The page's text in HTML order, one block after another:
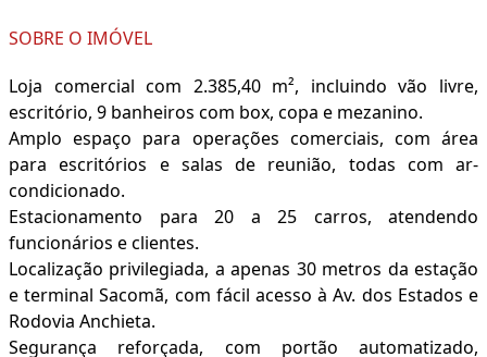
SOBRE O IMÓVEL
Loja comercial com 2.385,40 m², incluindo vão livre,
escritório, 9 banheiros com box, copa e mezanino.
Amplo espaço para operações comerciais, com área
para escritórios e salas de reunião, todas com ar-
condicionado.
Estacionamento para 20 a 25 carros, atendendo
funcionários e clientes.
Localização privilegiada, a apenas 30 metros da estação
e terminal Sacomã, com fácil acesso à Av. dos Estados e
Rodovia Anchieta.
Segurança reforçada, com portão automatizado,